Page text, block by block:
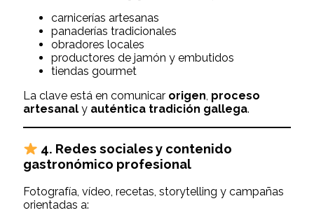
carnicerías artesanas
panaderías tradicionales
obradores locales
productores de jamón y embutidos
tiendas gourmet
La clave está en comunicar origen proceso
artesanal y auténtica tradición gallega.
4. Redes sociales y contenido
gastronómico profesional
Fotografía, vídeo, recetas, storytelling y campañas
orientadas a: